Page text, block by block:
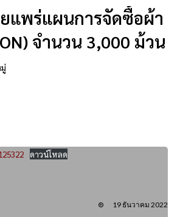
แพร่แผนการจัดซื้อผ้า
จำนวน 3,000 ม้วน
ดาวน์โหลด
19 ธันวาคม 2022